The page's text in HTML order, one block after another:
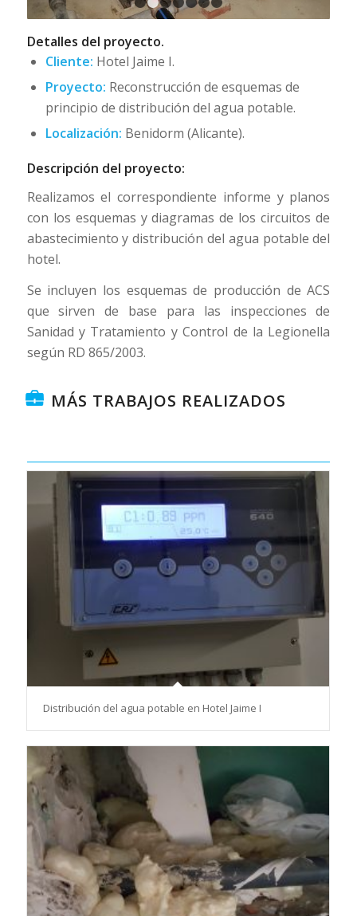
1
7
Detalles del proyecto.
Cliente: Hotel Jaime I.
Proyecto: Reconstrucción de esquemas de
principio de distribución del agua potable.
Localización: Benidorm (Alicante).
Descripción del proyecto:
Realizamos el correspondiente informe y planos
con los esquemas y diagramas de los circuitos de
abastecimiento y distribución del agua potable del
hotel.
Se incluyen los esquemas de producción de ACS
que sirven de base para las inspecciones de
Sanidad y Tratamiento y Control de la Legionella
según RD 865/2003.
MÁS TRABAJOS REALIZADOS
Distribución del agua potable en Hotel Jaime I